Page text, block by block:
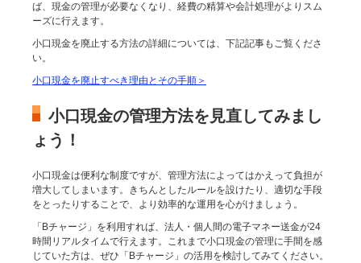
ば、現金の管理が必要なくなり、経費の精算や会計処理がよりスム
ーズに行えます。
小口現金を廃止する方法の詳細については、下記記事もご覧くださ
い。
小口現金を廃止すべき理由とその手順＞
小口現金の管理方法を見直してみまし
ょう！
小口現金は便利な制度ですが、管理方法によってはかえって負担が
増大してしまいます。きちんとしたルールを設けたり、適切な手段
をとったりすることで、より効率的な運用を心がけましょう。
「Bチャージ」を利用すれば、法人・個人間の電子マネー送金が24
時間リアルタイムで行えます。これまで小口現金の管理に手間を感
じていた方は、ぜひ「Bチャージ」の活用を検討してみてください。